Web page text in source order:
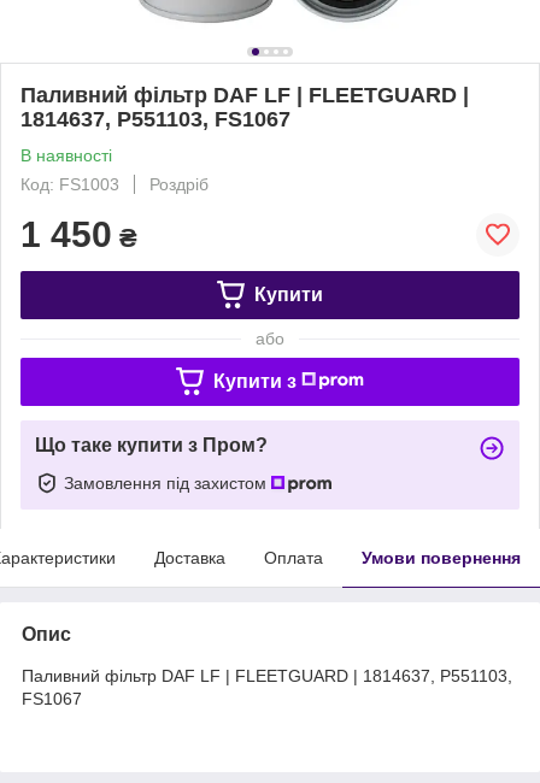
Паливний фільтр DAF LF | FLEETGUARD |
1814637, P551103, FS1067
В наявності
Код: FS1003
Роздріб
1 450 ₴
Купити
або
Купити з
Що таке купити з Пром?
Замовлення під захистом
Доставка Оплата Умови повернення
Опис
Паливний фільтр DAF LF | FLEETGUARD | 1814637, P551103,
FS1067